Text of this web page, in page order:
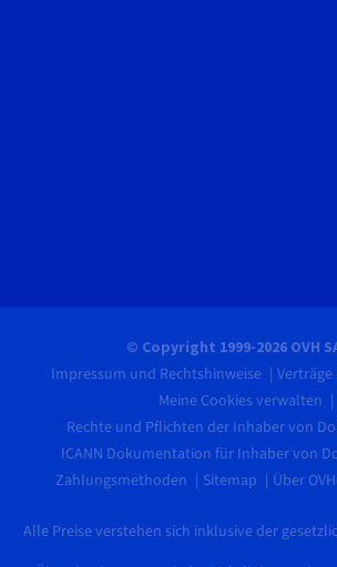
© Copyright 1999-2026 OVH
Impressum und Rechtshinweise Verträge
Meine Cookies verwalten
Rechte und Pflichten der Inhaber von
ICANN Dokumentation für Inhaber von
Zahlungsmethoden
Sitemap Über
Alle Preise verstehen sich inklusive der